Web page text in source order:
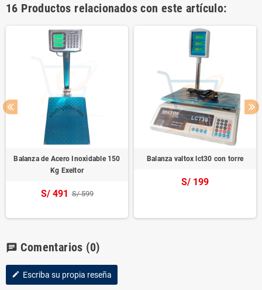
16 Productos relacionados con este artículo:
Balanza de Acero Inoxidable 150
Kg Exeltor
S/ 491 S/ 599
Balanza valtox lct30 con torre
S/ 199
chat Comentarios (0)
edit Escriba su propia reseña